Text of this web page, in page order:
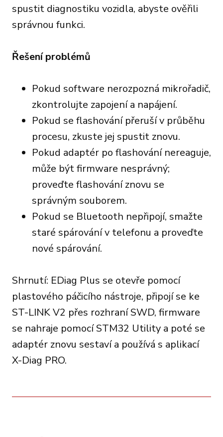
spustit diagnostiku vozidla, abyste ověřili
správnou funkci.
Řešení problémů
Pokud software nerozpozná mikrořadič,
zkontrolujte zapojení a napájení.
Pokud se flashování přeruší v průběhu
procesu, zkuste jej spustit znovu.
Pokud adaptér po flashování nereaguje,
může být firmware nesprávný;
proveďte flashování znovu se
správným souborem.
Pokud se Bluetooth nepřipojí, smažte
staré spárování v telefonu a proveďte
nové spárování.
Shrnutí: EDiag Plus se otevře pomocí
plastového páčicího nástroje, připojí se ke
ST-LINK V2 přes rozhraní SWD, firmware
se nahraje pomocí STM32 Utility a poté se
adaptér znovu sestaví a používá s aplikací
X-Diag PRO.